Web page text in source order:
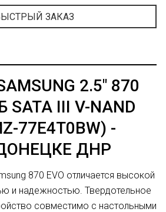
ЗАКАЗ
2.5" 870
SATA III V-NAND
77E4T0BW) -
ДНР
870 EVO отличается высокой
и надежностью. Твердотельное
совместимо с настольными